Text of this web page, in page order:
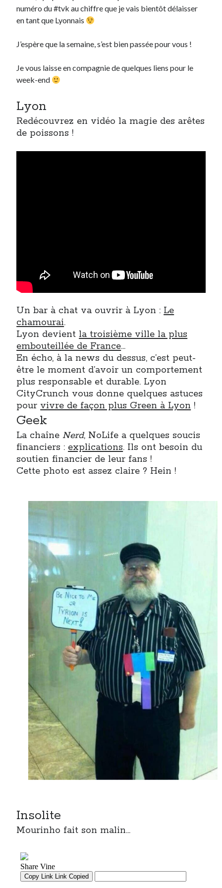
Derniers Commentaires
Entretien ménagerdansT’as vu quoi ? #52
littleceltdansComment j’ai opéré ma vélorution toute personnelle
AnthonydansComment j’ai opéré ma vélorution toute personnelle
Commentaires récents
Entretien ménagerdansT’as vu quoi ? #52
Bon plan du dimanche
Coup de coeur
Engagé
Geek
Green
Humeur
Lectures
Lyon
Lyon à Livre Ouvert
Mini-monsieur
Non classé
Parole de Follower
Patchwork
Photos
Post inutile
Proust
Tavukoi
numéro du #tvk au chiffre que je vais bientôt délaisser
en tant que Lyonnais
J’espère que la semaine, s’est bien passée pour vous !
Je vous laisse en compagnie de quelques liens pour le
week-end
Lyon
Redécouvrez en vidéo la magie des arêtes
de poissons !
Un bar à chat va ouvrir à Lyon : Le
chamourai.
Lyon devientla troisième ville la plus
embouteillée de France…
En écho, à la news du dessus, c’est peut-
être le moment d’avoir un comportement
plus responsable et durable. Lyon
CityCrunch vous donne quelques astuces
pour vivre de façon plus Green à Lyon !
Geek
La chaîne Nerd, NoLife a quelques soucis
financiers : explications. Ils ont besoin du
soutien financier de leur fans !
Cette photo est assez claire ? Hein !
Insolite
Mourinho fait son malin…